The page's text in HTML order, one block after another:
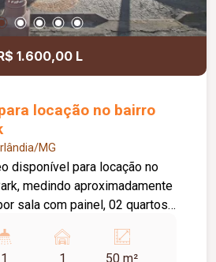
1.600,00 L
locação no bairro
MG
disponível para locação no
medindo aproximadamente
sala com painel, 02 quartos
planejados, cooktop, e
1 1 50 m²